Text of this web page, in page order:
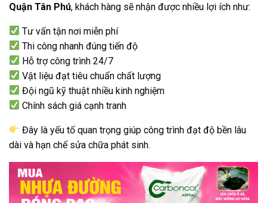
Quận Tân Phú, khách hàng sẽ nhận được nhiều lợi ích như:
Tư vấn tận nơi miễn phí
Thi công nhanh đúng tiến độ
Hỗ trợ công trình 24/7
Vật liệu đạt tiêu chuẩn chất lượng
Đội ngũ kỹ thuật nhiều kinh nghiệm
Chính sách giá cạnh tranh
Đây là yếu tố quan trọng giúp công trình đạt độ bền lâu
dài và hạn chế sửa chữa phát sinh.